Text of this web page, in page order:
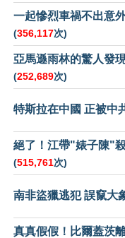
一起慘烈車禍不出意
(356,117次)
亞馬遜雨林的驚人發
(252,689次)
特斯拉在中國 正被中
絕了！江帶"婊子陳"
(515,761次)
南非盜獵逃犯 誤竄大
真真假假！比爾蓋茨